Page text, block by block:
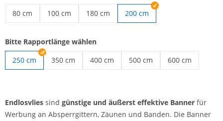
80 cm
100 cm
180 cm
200 cm
Bitte Rapportlänge wählen
250 cm
350 cm
400 cm
500 cm
600 cm
Endlosvlies sind günstige und äußerst effektive Banner für
Werbung an Absperrgittern, Zäunen und Banden. Die Banner